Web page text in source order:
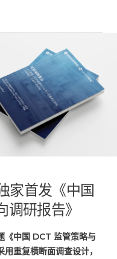
家首发《中国
研报告》
《中国 DCT 监管策略与
重复横断面调查设计，